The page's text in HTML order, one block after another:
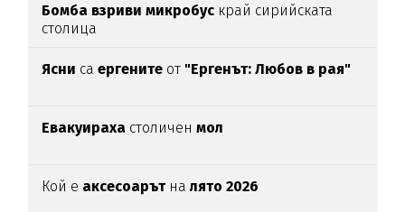
Бомба взриви микробус край сирийската
столица
Ясни са ергените от "Ергенът: Любов в рая"
Евакуираха столиченмол
Кой е аксесоарътналято 2026